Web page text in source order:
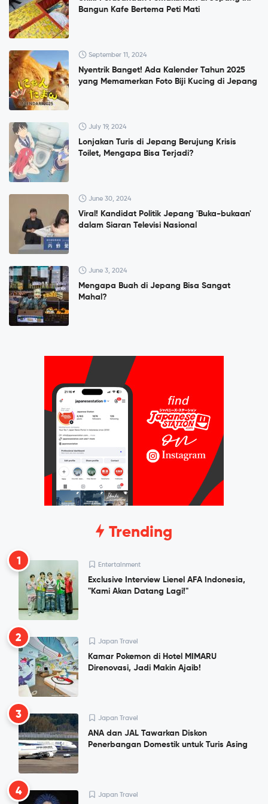
Bangun Kafe Bertema Peti Mati
September 11, 2024
Nyentrik Banget! Ada Kalender Tahun 2025
yang Memamerkan Foto Biji Kucing di Jepang
July 19, 2024
Lonjakan Turis di Jepang Berujung Krisis
Toilet, Mengapa Bisa Terjadi?
June 30, 2024
Viral! Kandidat Politik Jepang 'Buka-bukaan'
dalam Siaran Televisi Nasional
June 3, 2024
Mengapa Buah di Jepang Bisa Sangat
Mahal?
Trending
1 Entertainment
Exclusive Interview Lienel AFA Indonesia,
"Kami Akan Datang Lagi!"
2 Japan Travel
Kamar Pokemon di Hotel MIMARU
Direnovasi, Jadi Makin Ajaib!
3 Japan Travel
ANA dan JAL Tawarkan Diskon
Penerbangan Domestik untuk Turis Asing
4 Japan Travel